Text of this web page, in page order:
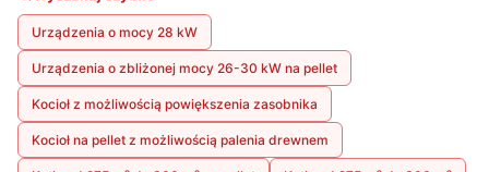
Urządzenia o mocy 28 kW
Urządzenia o zbliżonej mocy 26-30 kW na pellet
Kocioł z możliwością powiększenia zasobnika
Kocioł na pellet z możliwością palenia drewnem